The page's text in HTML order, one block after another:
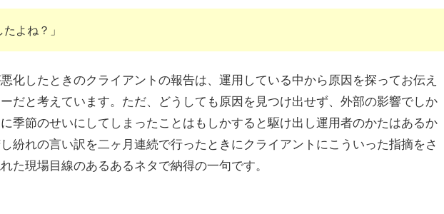
よね？」
化したときのクライアントの報告は、運用している中から原因を探ってお伝え
だと考えています。ただ、どうしても原因を見つけ出せず、外部の影響でしか
季節のせいにしてしまったことはもしかすると駆け出し運用者のかたはあるか
紛れの言い訳を二ヶ月連続で行ったときにクライアントにこういった指摘をさ
た現場目線のあるあるネタで納得の一句です。